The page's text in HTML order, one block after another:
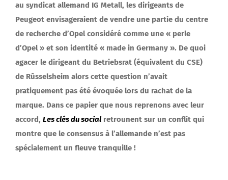
au syndicat allemand IG Metall, les dirigeants de
Peugeot envisageraient de vendre une partie du centre
de recherche d’Opel considéré comme une « perle
d’Opel » et son identité « made in Germany ». De quoi
agacer le dirigeant du Betriebsrat (équivalent du CSE)
de Rûsselsheim alors cette question n’avait
pratiquement pas été évoquée lors du rachat de la
marque. Dans ce papier que nous reprenons avec leur
accord, Les clés du social retrounent sur un conflit qui
montre que le consensus à l’allemande n’est pas
spécialement un fleuve tranquille !